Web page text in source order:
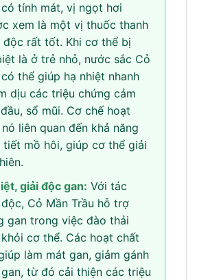
có tính mát, vị ngọt hơi
xem là một vị thuốc thanh
độc rất tốt. Khi cơ thể bị
là ở trẻ nhỏ, nước sắc Cỏ
thể giúp hạ nhiệt nhanh
dịu các triệu chứng cảm
sổ mũi. Cơ chế hoạt
liên quan đến khả năng
tiết mồ hôi, giúp cơ thể giải
giải độc gan: Với tác
Cỏ Mần Trầu hỗ trợ
gan trong việc đào thải
cơ thể. Các hoạt chất
làm mát gan, giảm gánh
từ đó cải thiện các triệu